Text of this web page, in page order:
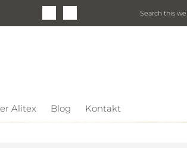
Alitex Blog Kontakt